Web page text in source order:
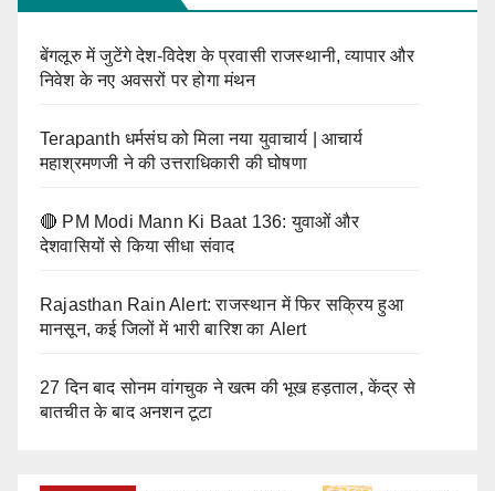
बेंगलूरु में जुटेंगे देश-विदेश के प्रवासी राजस्थानी, व्यापार और
निवेश के नए अवसरों पर होगा मंथन
Terapanth धर्मसंघ को मिला नया युवाचार्य | आचार्य
महाश्रमणजी ने की उत्तराधिकारी की घोषणा
🔴 PM Modi Mann Ki Baat 136: युवाओं और
देशवासियों से किया सीधा संवाद
Rajasthan Rain Alert: राजस्थान में फिर सक्रिय हुआ
मानसून, कई जिलों में भारी बारिश का Alert
27 दिन बाद सोनम वांगचुक ने खत्म की भूख हड़ताल, केंद्र से
बातचीत के बाद अनशन टूटा